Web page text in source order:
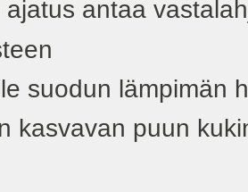
antaa
suodun lämpimän
kasvavan puun